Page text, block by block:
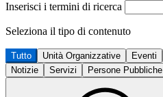
Inserisci i termini di ricerca
Seleziona il tipo di contenuto
Tutto Unità Organizzative Eventi
Notizie
Servizi Persone Pubbliche